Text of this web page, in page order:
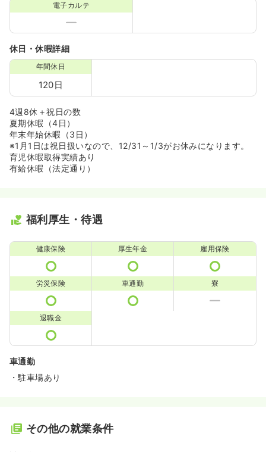
電子カルテ
休日・休暇詳細
年間休日
120日
4週8休＋祝日の数
夏期休暇（4日）
年末年始休暇（3日）
※1月1日は祝日扱いなので、12/31～1/3がお休みになります。
育児休暇取得実績あり
有給休暇（法定通り）
福利厚生・待遇
健康保険 厚生年金 雇用保険
労災保険 車通勤 寮
退職金
車通勤
・駐車場あり
その他の就業条件